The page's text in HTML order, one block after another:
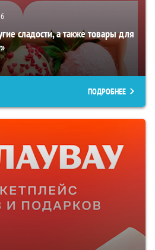
6
сладости, а также товары для
ПОДРОБНЕЕ